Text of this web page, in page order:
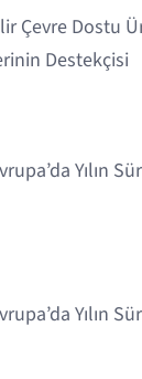
Çevre Dostu
Destekçisi
Yılın
Yılın